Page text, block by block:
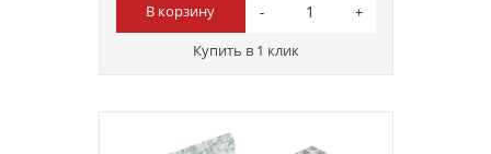
В корзину
Купить в 1 клик